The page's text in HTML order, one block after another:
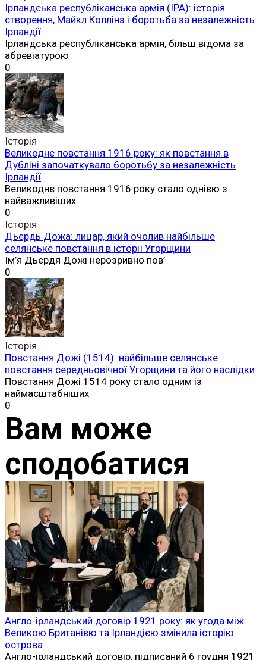
Нові публікації
Історія
Англо-ірландський договір 1921 року: як угода між
Великою Британією та Ірландією змінила історію
острова
Англо-ірландський договір, підписаний 6 грудня 1921
0
Історія
Ірландська республіканська армія (ІРА): історія
створення, Майкл Коллінз і боротьба за незалежність
Ірландії
Ірландська республіканська армія, більш відома за
абревіатурою
Історія
Великоднє повстання 1916 року: як повстання в
Дубліні започаткувало боротьбу за незалежність
Ірландії
Великоднє повстання 1916 року стало однією з
найважливіших
0
Історія
Дьєрдь Дожа: лицар, який очолив найбільше
селянське повстання в історії Угорщини
Ім’я Дьєрдя Дожі нерозривно пов’
0